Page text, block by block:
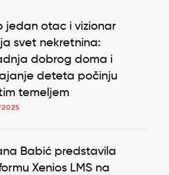
jedan otac i vizionar
svet nekretnina:
dobrog doma i
deteta počinju
temeljem
Babić predstavila
Xenios LMS na